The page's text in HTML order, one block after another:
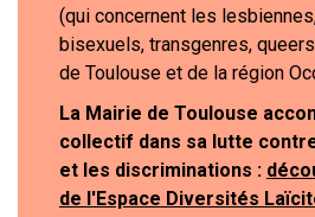
(qui concernent les
bisexuels, transgenres,
de Toulouse et de la région
La Mairie de Toulouse
collectif dans sa lutte
et les discriminations :
de l'Espace Diversités